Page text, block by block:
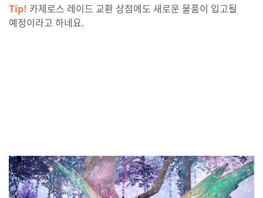
Tip! 카제로스 레이드 교환 상점에도 새로운 물품이 입고될
예정이라고 하네요.